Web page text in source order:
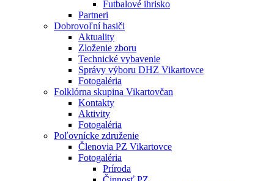
Futbalové ihrisko
Partneri
Dobrovoľní hasiči
Aktuality
Zloženie zboru
Technické vybavenie
Správy výboru DHZ Vikartovce
Fotogaléria
Folklórna skupina Vikartovčan
Kontakty
Aktivity
Fotogaléria
Poľovnícke združenie
Členovia PZ Vikartovce
Fotogaléria
Príroda